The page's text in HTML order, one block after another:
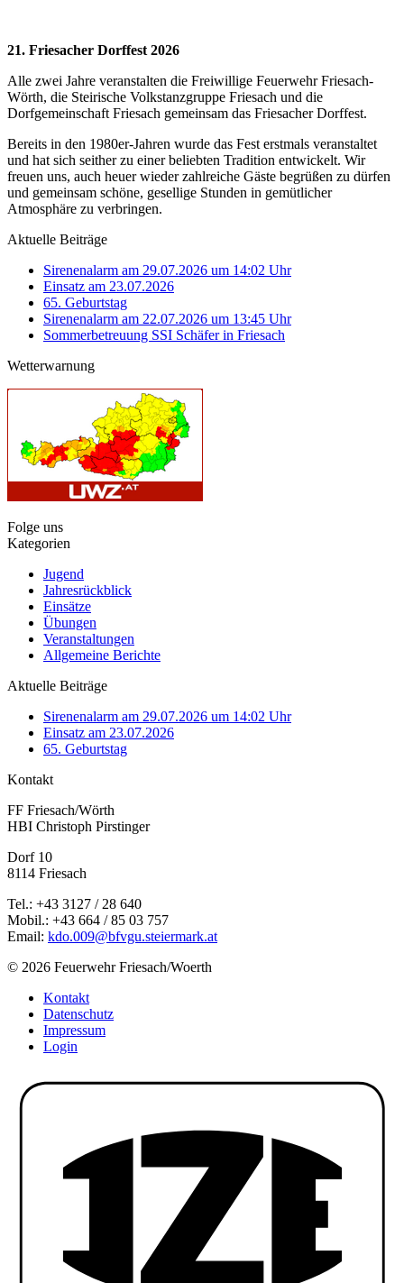
21. Friesacher Dorffest 2026
Alle zwei Jahre veranstalten die Freiwillige Feuerwehr Friesach-
Wörth, die Steirische Volkstanzgruppe Friesach und die
Dorfgemeinschaft Friesach gemeinsam das Friesacher Dorffest.
Bereits in den 1980er-Jahren wurde das Fest erstmals veranstaltet
und hat sich seither zu einer beliebten Tradition entwickelt. Wir
freuen uns, auch heuer wieder zahlreiche Gäste begrüßen zu dürfen
und gemeinsam schöne, gesellige Stunden in gemütlicher
Atmosphäre zu verbringen.
Aktuelle Beiträge
Sirenenalarm am 29.07.2026 um 14:02 Uhr
Einsatz am 23.07.2026
65. Geburtstag
Sirenenalarm am 22.07.2026 um 13:45 Uhr
Sommerbetreuung SSI Schäfer in Friesach
Wetterwarnung
Folge uns
Kategorien
Jugend
Jahresrückblick
Einsätze
Übungen
Veranstaltungen
Allgemeine Berichte
Aktuelle Beiträge
Sirenenalarm am 29.07.2026 um 14:02 Uhr
Einsatz am 23.07.2026
65. Geburtstag
Kontakt
FF Friesach/Wörth
HBI Christoph Pirstinger
Dorf 10
8114 Friesach
Tel.: +43 3127 / 28 640
Mobil.: +43 664 / 85 03 757
Email: kdo.009@bfvgu.steiermark.at
© 2026 Feuerwehr Friesach/Woerth
Kontakt
Datenschutz
Impressum
Login